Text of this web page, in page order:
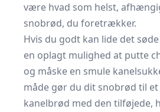
være hvad som helst,
snobrød, du foretrækker.
Hvis du godt kan lide det
en oplagt mulighed at putte
og måske en smule
måde gør du dit snobrød til
kanelbrød med den tilføjede,